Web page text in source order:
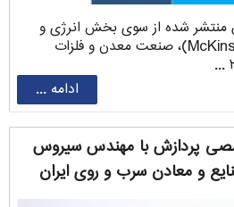
منتشر شده از سوی بخش انرژی و
مواد شرکت مک‌کینزی (McKinsey)، صنعت معدن و فلزات
ادامه ...
پردازش با مهندس سیروس
و معادن سرب و روی ایران